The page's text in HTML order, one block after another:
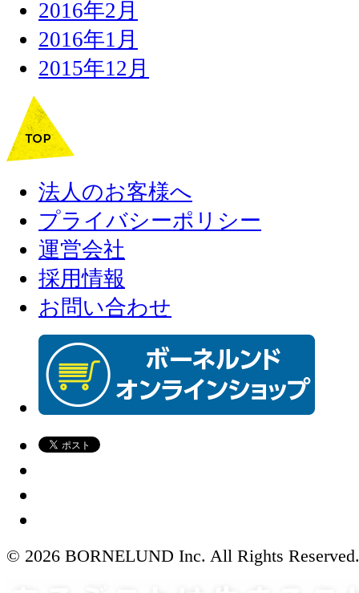
2016年2月
2016年1月
2015年12月
法人のお客様へ
プライバシーポリシー
運営会社
採用情報
お問い合わせ
© 2026 BORNELUND Inc. All Rights Reserved.